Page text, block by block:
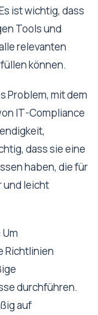
ist wichtig, dass
Tools und
relevanten
können.
Problem, mit dem
IT-Compliance
dass sie eine
haben, die für
und leicht
Um
Richtlinien
durchführen.
auf